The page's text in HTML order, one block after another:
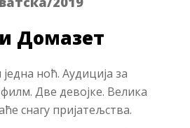
Домазет
ноћ. Аудиција за
Две девојке. Велика
снагу пријатељства.